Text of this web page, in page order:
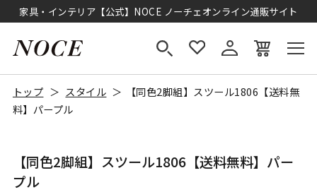
家具・インテリア【公式】NOCE ノーチェオンライン通販サイト
トップ スタイル
【同色2脚組】スツール1806【送料無
料】パープル
【同色2脚組】スツール1806【送料無料】パー
プル